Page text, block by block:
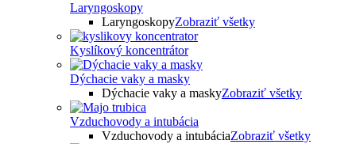
Laryngoskopy
LaryngoskopyZobraziť všetky
Kyslíkový koncentrátor
Dýchacie vaky a masky
Dýchacie vaky a maskyZobraziť všetky
Vzduchovody a intubácia
Vzduchovody a intubáciaZobraziť všetky